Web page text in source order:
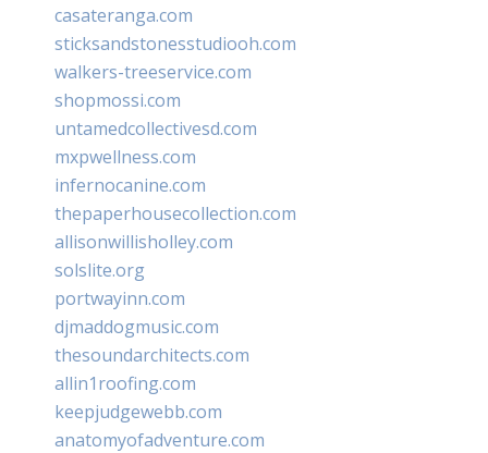
casateranga.com
sticksandstonesstudiooh.com
walkers-treeservice.com
shopmossi.com
untamedcollectivesd.com
mxpwellness.com
infernocanine.com
thepaperhousecollection.com
allisonwillisholley.com
solslite.org
portwayinn.com
djmaddogmusic.com
thesoundarchitects.com
allin1roofing.com
keepjudgewebb.com
anatomyofadventure.com